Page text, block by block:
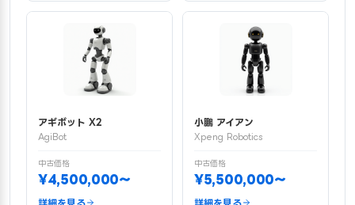
アギボット X2
AgiBot
中古価格
¥4,500,000〜
詳細を見る
小鵬 アイアン
Xpeng Robotics
中古価格
¥5,500,000〜
詳細を見る